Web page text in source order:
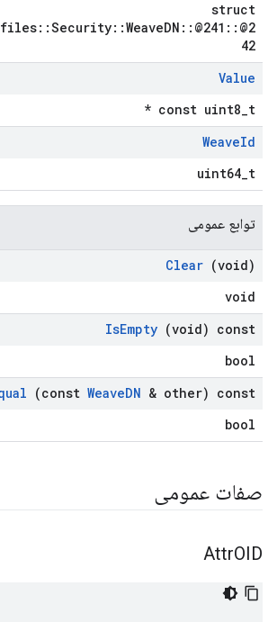
struct
42
Value
const uint8_t *
WeaveId
uint64_t
توابع عمومی
Clear (void)
void
IsEmpty (void) const
bool
(const WeaveDN & other) const
bool
صفات عمومی
AttrOID